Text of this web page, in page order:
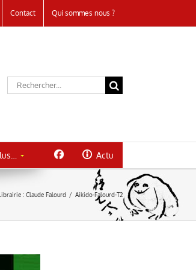
Contact Qui sommes nous ?
Rechercher:
Actu
: Claude Falourd / Aikido-Falourd-T2